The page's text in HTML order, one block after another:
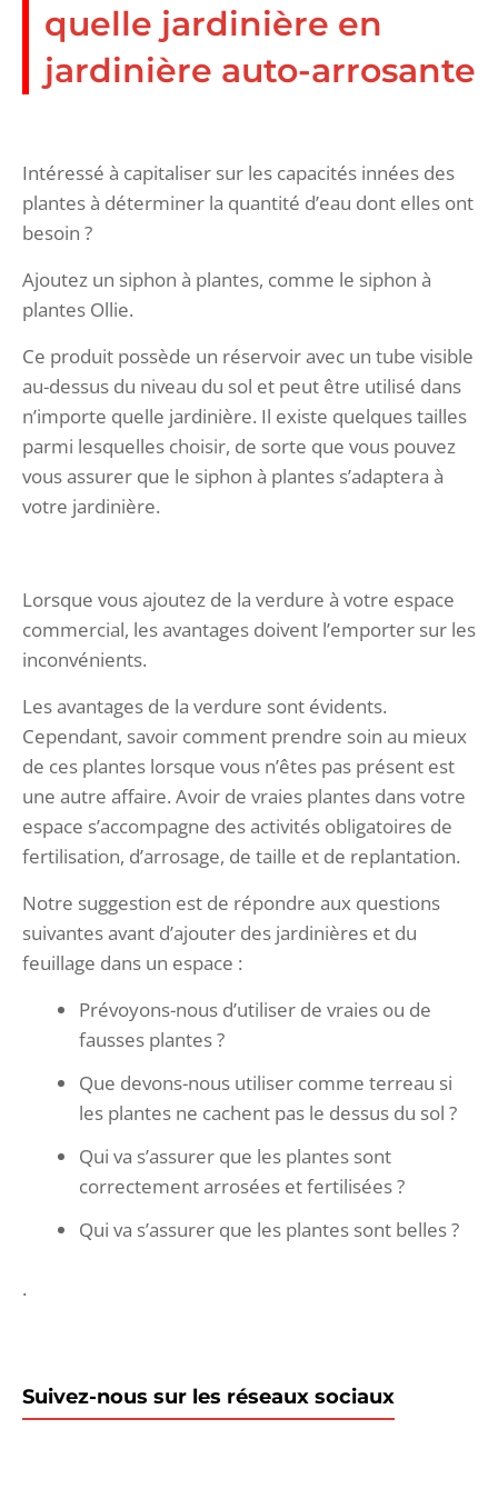
quelle jardinière en
jardinière auto-arrosante
Intéressé à capitaliser sur les capacités innées des
plantes à déterminer la quantité d’eau dont elles ont
besoin ?
Ajoutez un siphon à plantes, comme le siphon à
plantes Ollie.
Ce produit possède un réservoir avec un tube visible
au-dessus du niveau du sol et peut être utilisé dans
n’importe quelle jardinière. Il existe quelques tailles
parmi lesquelles choisir, de sorte que vous pouvez
vous assurer que le siphon à plantes s’adaptera à
votre jardinière.
Lorsque vous ajoutez de la verdure à votre espace
commercial, les avantages doivent l’emporter sur les
inconvénients.
Les avantages de la verdure sont évidents.
Cependant, savoir comment prendre soin au mieux
de ces plantes lorsque vous n’êtes pas présent est
une autre affaire. Avoir de vraies plantes dans votre
espace s’accompagne des activités obligatoires de
fertilisation, d’arrosage, de taille et de replantation.
Notre suggestion est de répondre aux questions
suivantes avant d’ajouter des jardinières et du
feuillage dans un espace :
Prévoyons-nous d’utiliser de vraies ou de
fausses plantes ?
Que devons-nous utiliser comme terreau si
les plantes ne cachent pas le dessus du sol ?
Qui va s’assurer que les plantes sont
correctement arrosées et fertilisées ?
Qui va s’assurer que les plantes sont belles ?
.
Suivez-nous sur les réseaux sociaux